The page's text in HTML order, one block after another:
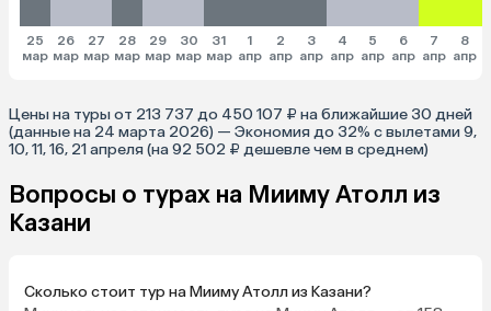
25
мар
26
мар
27
мар
28
мар
29
мар
30
мар
31
мар
1
апр
2
апр
3
апр
4
апр
5
апр
6
апр
7
апр
8
апр
Цены на туры от 213 737 до 450 107 ₽ на ближайшие 30 дней
(данные на 24 марта 2026) — Экономия до 32% с вылетами 9,
10, 11, 16, 21 апреля (на 92 502 ₽ дешевле чем в среднем)
Вопросы о турах на Мииму Атолл из
Казани
Сколько стоит тур на Мииму Атолл из Казани?